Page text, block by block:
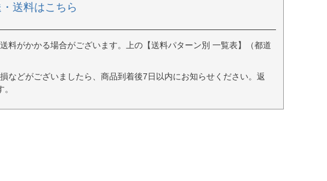
送料はこちら
がかかる場合がございます。上の【送料パターン別 一覧表】（都道
などがございましたら、商品到着後7日以内にお知らせください。返